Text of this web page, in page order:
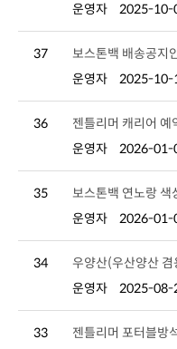
운영자
2025-10-
37
보스톤백 배송공지
운영자
2025-10-
36
젠틀리머 캐리어 예
운영자
2026-01-
35
보스톤백 연노랑 색
운영자
2026-01-
34
우양산(우산양산
운영자
2025-08-
33
젠틀리머 포터블방